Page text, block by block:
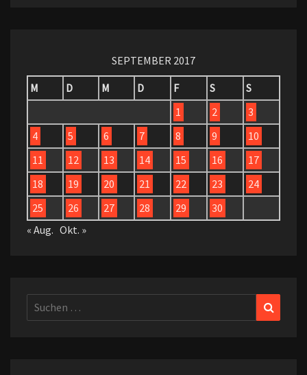
SEPTEMBER 2017
M
D M D F S
S
1
2
3
4
5 6 7 8 9
10
11
12 13 14 15 16
17
18
19 20 21 22 23
24
25
26 27 28 29
30
« Aug. Okt. »
Suchen
nach: